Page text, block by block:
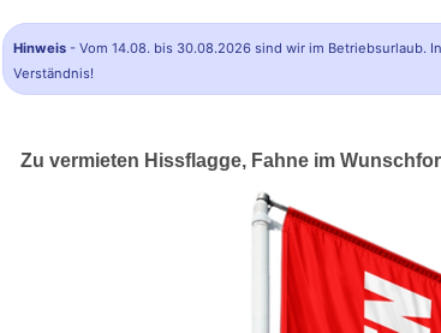
Hinweis - Vom 14.08. bis 30.08.2026 sind wir im Betriebsurlaub.
Verständnis!
Zu vermieten Hissflagge, Fahne im